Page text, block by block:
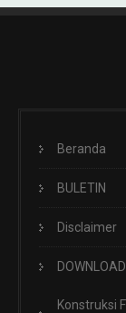
Beranda
BULETIN
Disclaimer
DOWNLOAD
Konstruksi